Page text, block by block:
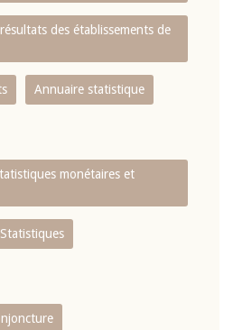
des établissements de
Annuaire statistique
monétaires et